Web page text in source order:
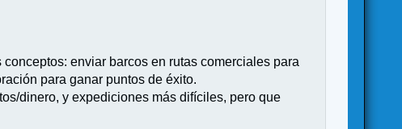
enviar barcos en rutas comerciales para
para ganar puntos de éxito.
dinero, y expediciones más difíciles, pero que